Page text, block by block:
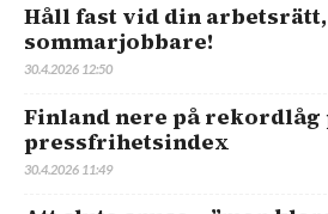
Håll fast vid din arbetsrätt,
sommarjobbare!
30.4.2026 12:50
Finland nere på
pressfrihetsindex
30.4.2026 11:49